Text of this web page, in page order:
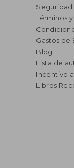
Seguridad
Términos
Gastos de
Blog
Lista de
Incentivo
Libros